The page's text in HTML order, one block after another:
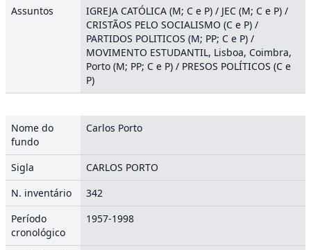
Assuntos
IGREJA CATÓLICA (M; C e P) / JEC (M; C e P) /
CRISTÃOS PELO SOCIALISMO (C e P) /
PARTIDOS POLITICOS (M; PP; C e P) /
MOVIMENTO ESTUDANTIL, Lisboa, Coimbra,
Porto (M; PP; C e P) / PRESOS POLÍTICOS (C e
P)
Nome do
fundo
Carlos Porto
Sigla
CARLOS PORTO
N. inventário
342
Período
cronológico
1957-1998